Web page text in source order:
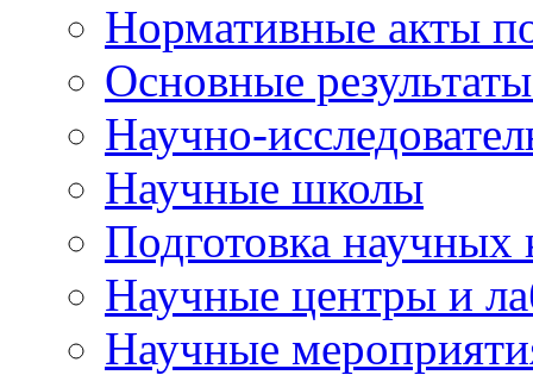
Нормативные акты
Основные
Научно-
Научные школы
Подготовка научных
Научные центры и
Научные